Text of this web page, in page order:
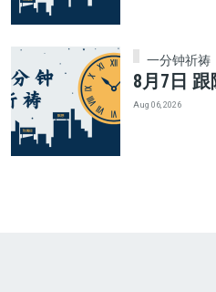
一分钟祈祷
8月7日
Aug 06, 2026